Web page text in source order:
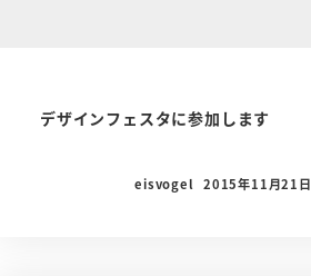
デザインフェスタに参加します
eisvogel 2015年11月21日